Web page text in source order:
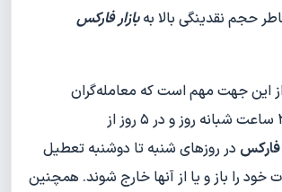
حجم نقدینگی بالا بهبازار فارکس
این جهت مهم است که معامله‌گران
می‌توانند در ۲۴ ساعت شبانه روز و در ۵ روز از
فارکس در روزهای شنبه تا دوشنبه تعطیل
خود را باز و یا از آنها خارج شوند. همچنین